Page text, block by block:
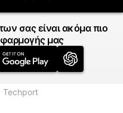
σας είναι ακόμα πιο
μας
Techport